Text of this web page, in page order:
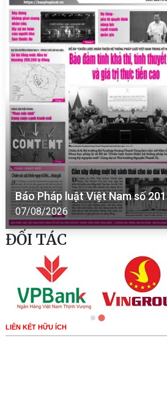
Báo Pháp luật Việt Nam số 201
07/08/2026
ĐỐI TÁC
LIÊN KẾT HỮU ÍCH